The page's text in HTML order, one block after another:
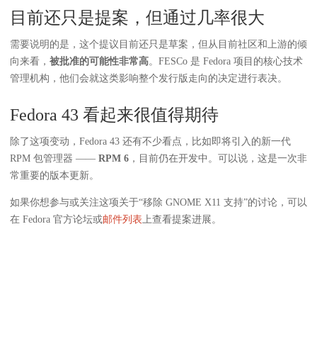
目前还只是提案，但通过几率很大
需要说明的是，这个提议目前还只是草案，但从目前社区和上游的倾
向来看， 被批准的可能性非常高。FESCo 是 Fedora 项目的核心技术
管理机构，他们会就这类影响整个发行版走向的决定进行表决。
Fedora 43 看起来很值得期待
除了这项变动，Fedora 43 还有不少看点，比如即将引入的新一代
RPM 包管理器 —— RPM 6，目前仍在开发中。可以说，这是一次非
常重要的版本更新。
如果你想参与或关注这项关于“移除 GNOME X11 支持”的讨论，可以
在 Fedora 官方论坛或邮件列表 上查看提案进展。